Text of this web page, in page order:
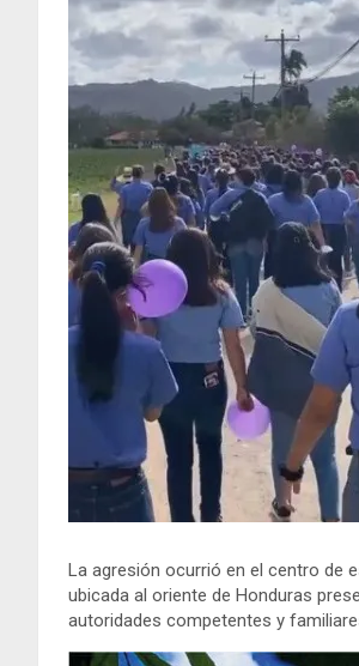
La agresión ocurrió en el centro de
ubicada al oriente de Honduras
autoridades competentes y